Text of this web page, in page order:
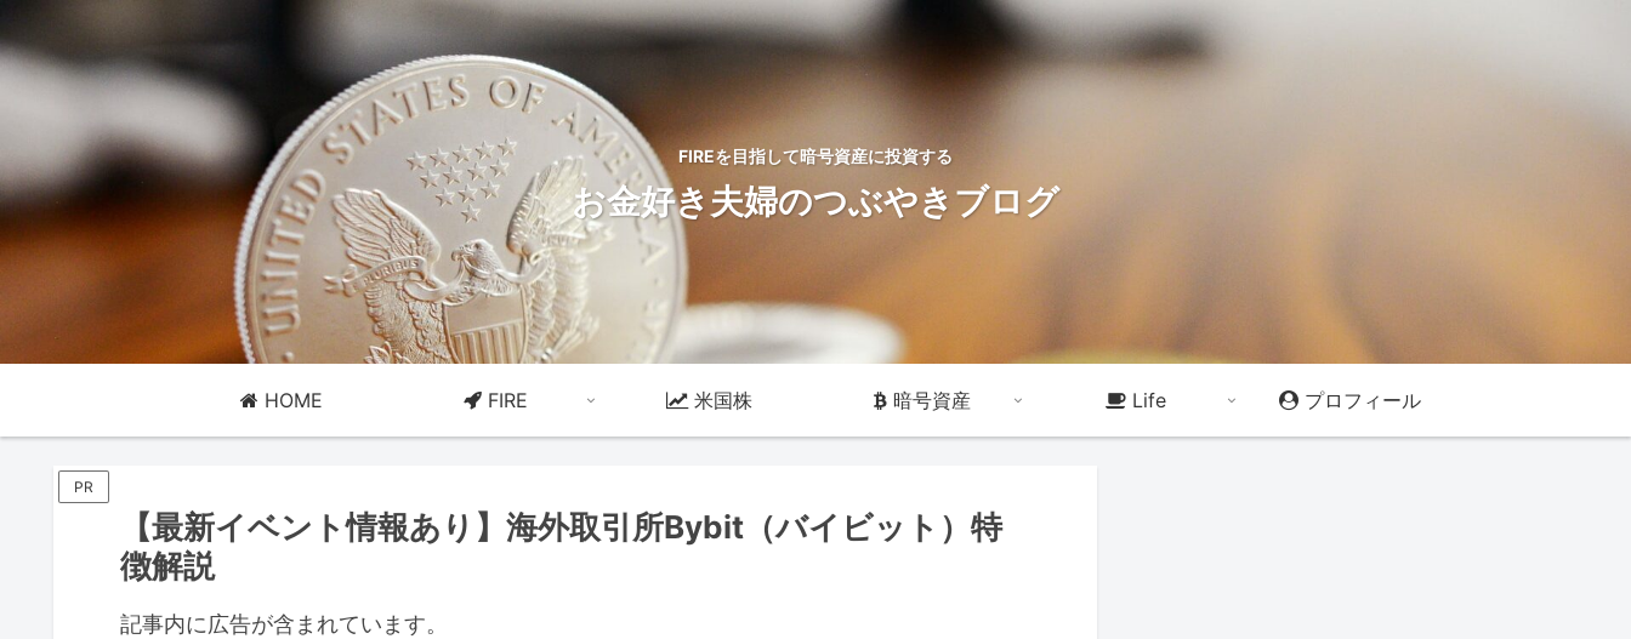
FIREを目指して暗号資産に投資する
お金好き夫婦のつぶやきブログ
HOME FIRE 米国株 暗号資産 Life プロフィール
PR
【最新イベント情報あり】海外取引所Bybit（バイビット）特
徴解説
記事内に広告が含まれています。